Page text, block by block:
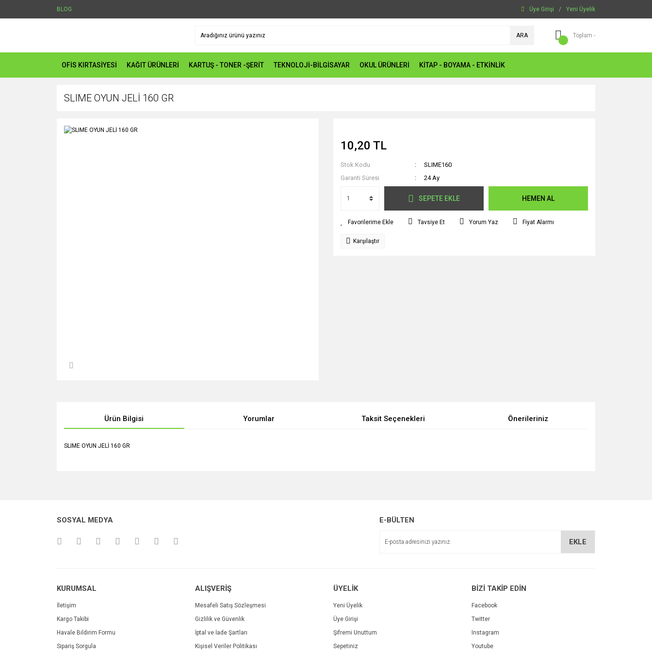
BLOG Üye Girişi / Yeni Üyelik
ARA Toplam -
OFİS KIRTASİYESİ KAĞIT ÜRÜNLERİ KARTUŞ - TONER -ŞERİT TEKNOLOJİ-BİLGİSAYAR OKUL ÜRÜNLERİ KİTAP - BOYAMA - ETKİNLİK
SLIME OYUN JELİ 160 GR
10,20 TL
Stok Kodu
SLIME160
Garanti Süresi
24 Ay
SEPETE EKLE HEMEN AL
Tavsiye Et Yorum Yaz Fiyat Alarmı
Karşılaştır
Ürün Bilgisi Yorumlar Taksit Seçenekleri Önerileriniz
SLIME OYUN JELİ 160 GR
Ürün açıklamasında eksik bilgiler bulunuyor.
SOSYAL MEDYA E-BÜLTEN
EKLE
KURUMSAL
İletişim
Kargo Takibi
Havale Bildirim Formu
Sipariş Sorgula
ALIŞVERİŞ
Mesafeli Satış Sözleşmesi
Gizlilik ve Güvenlik
İptal ve İade Şartları
Kişisel Veriler Politikası
ÜYELİK
Yeni Üyelik
Üye Girişi
Şifremi Unuttum
Sepetiniz
BİZİ TAKİP EDİN
Facebook
Twitter
Instagram
Youtube